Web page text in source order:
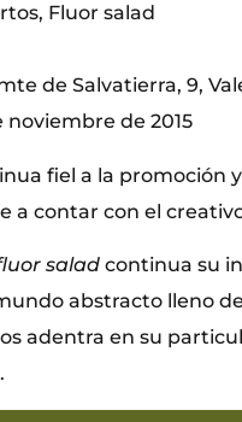
Fluor salad
de Salvatierra, 9,
noviembre de 2015
fiel a la promoción
a contar con el
salad continua su
abstracto lleno
adentra en su